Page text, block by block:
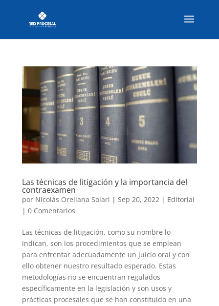
Las técnicas de litigación y la importancia del
contraexamen
por Nicolás Orellana Solari | Sep 20, 2022 | Editorial
| 0 Comentarios
Las técnicas de litigación, como su nombre lo
indican, son los procedimientos que se emplean
para enfrentar adecuadamente un juicio oral y con
ello obtener nuestro resultado esperado. Estas
metodologías no se encuentran regulados
específicamente en la legislación y son usos y
prácticas procesales que se han constituido en una